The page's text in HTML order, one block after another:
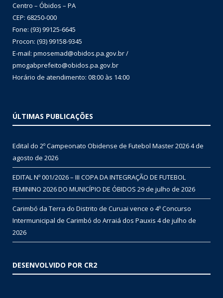
Centro – Óbidos – PA
CEP: 68250-000
Fone: (93) 99125-6645
Procon: (93) 99158-9345
E-mail: pmosemad@obidos.pa.gov.br /
pmogabprefeito@obidos.pa.gov.br
Horário de atendimento: 08:00 às 14:00
ÚLTIMAS PUBLICAÇÕES
Edital do 2º Campeonato Obidense de Futebol Master 20264 de
agosto de 2026
EDITAL Nº 001/2026 – III COPA DA INTEGRAÇÃO DE FUTEBOL
FEMININO 2026 DO MUNICÍPIO DE ÓBIDOS 29 de julho de 2026
Carimbó da Terra do Distrito de Curuai vence o 4º Concurso
Intermunicipal de Carimbó do Arraiá dos Pauxis 4 de julho de
2026
DESENVOLVIDO POR CR2